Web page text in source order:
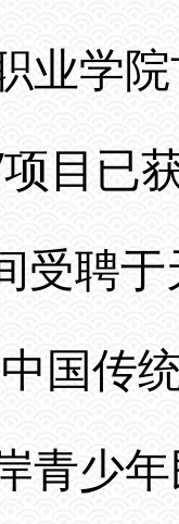
业学
目已
受聘
国传
青少